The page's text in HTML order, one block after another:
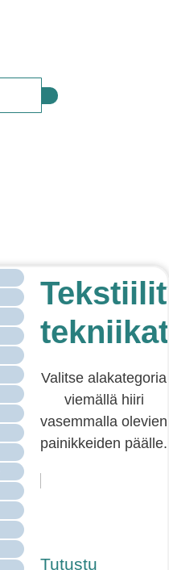
tekniikat
Valitse alakategoria
viemällä hiiri
vasemmalla olevien
painikkeiden päälle.
Tutustu